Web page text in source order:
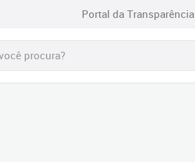
Portal da Transparência